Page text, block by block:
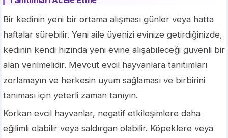
Bir kedinin yeni bir ortama alışması günler veya hatta
haftalar sürebilir. Yeni aile üyenizi evinize getirdiğinizde,
kedinin kendi hızında yeni evine alışabileceği güvenli bir
alan verilmelidir. Mevcut evcil hayvanlara tanıtımları
zorlamayın ve herkesin uyum sağlaması ve birbirini
tanıması için yeterli zaman tanıyın.
Korkan evcil hayvanlar, negatif etkileşimlere daha
eğilimli olabilir veya saldırgan olabilir. Köpeklere veya